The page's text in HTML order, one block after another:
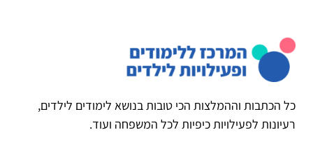
כל הכתבות וההמלצות הכי טובות בנושא לימודים לילדים,
רעיונות לפעילויות כיפיות לכל המשפחה ועוד.